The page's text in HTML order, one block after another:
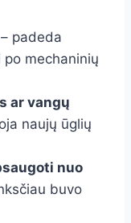
– padeda
mechaninių
ar vangų
naujų ūglių
nuo
buvo